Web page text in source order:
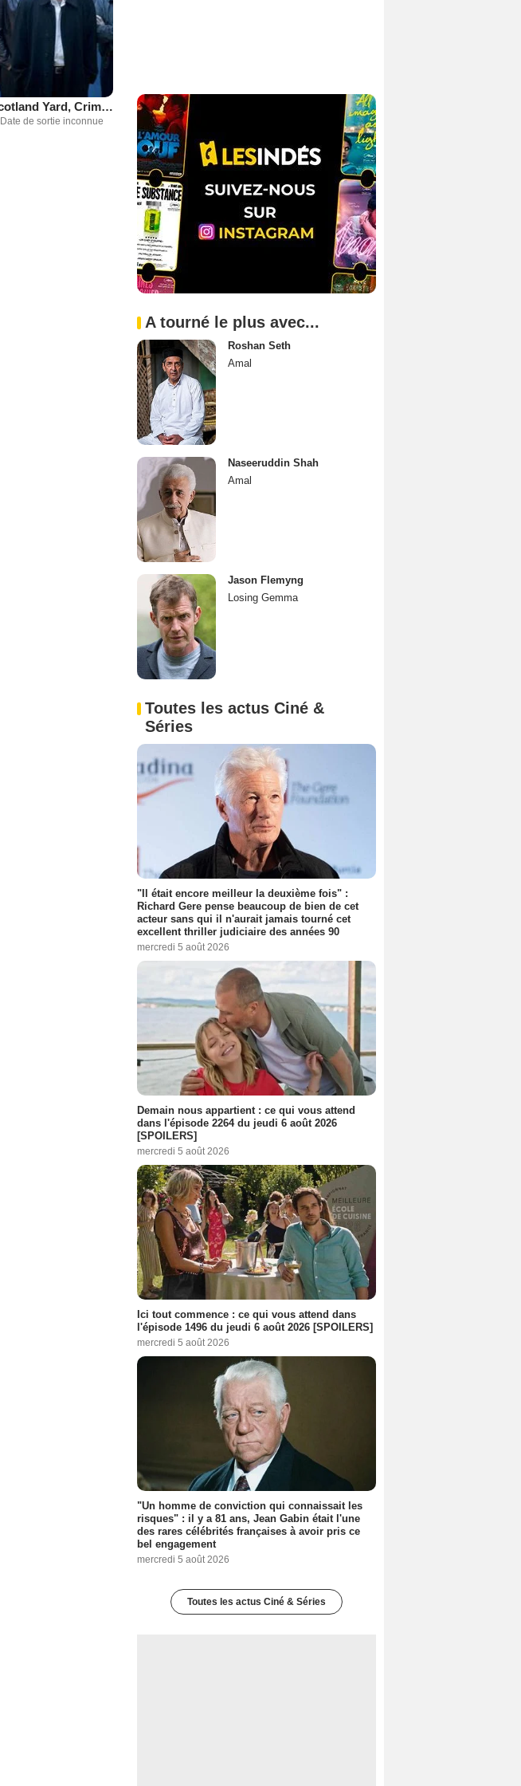
Scotland Yard, Crimes sur la Tamise
Date de sortie inconnue
A tourné le plus avec...
Roshan Seth
Amal
Naseeruddin Shah
Amal
Jason Flemyng
Losing Gemma
Toutes les actus Ciné &
Séries
"Il était encore meilleur la deuxième fois" :
Richard Gere pense beaucoup de bien de cet
acteur sans qui il n'aurait jamais tourné cet
excellent thriller judiciaire des années 90
mercredi 5 août 2026
Demain nous appartient : ce qui vous attend
dans l'épisode 2264 du jeudi 6 août 2026
[SPOILERS]
mercredi 5 août 2026
Ici tout commence : ce qui vous attend dans
l'épisode 1496 du jeudi 6 août 2026 [SPOILERS]
mercredi 5 août 2026
"Un homme de conviction qui connaissait les
risques" : il y a 81 ans, Jean Gabin était l'une
des rares célébrités françaises à avoir pris ce
bel engagement
mercredi 5 août 2026
Toutes les actus Ciné & Séries